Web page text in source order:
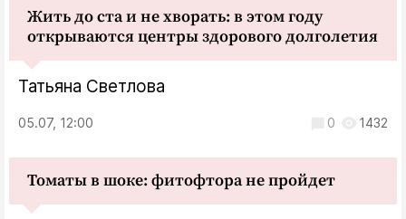
Жить до ста и не хворать: в этом году
открываются центры здорового долголетия
Татьяна Светлова
05.07, 12:00 0 1432
Томаты в шоке: фитофтора не пройдет